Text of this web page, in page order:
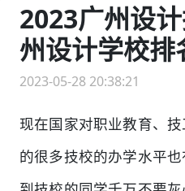
2023广州设
州设计学校排
2023-05-28 20:38:21
现在国家对职业教育、
的很多技校的办学水平